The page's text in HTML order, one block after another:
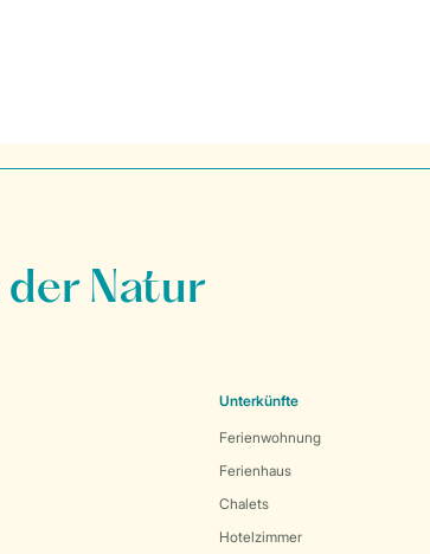
der Natur
Unterkünfte
Ferienwohnung
Ferienhaus
Chalets
Hotelzimmer